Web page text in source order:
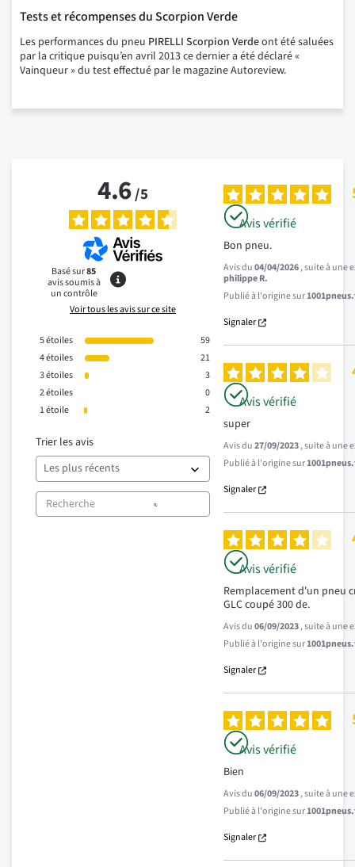
Tests et récompenses du Scorpion Verde
Les performances du pneu PIRELLI Scorpion Verdeont été saluées
par la critique puisqu’en avril 2013 ce dernier a été déclaré «
Vainqueur » du test effectué par le magazine Autoreview.
4.6/5
Basé sur85
avis soumis à
un contrôle
Voir tous les avis sur ce site
5étoiles
59
4étoiles
21
3étoiles
3
2étoiles
0
1étoile 2
Trier les avis
Avis vérifié
Bon pneu.
Avis du04/04/2026, suite à une
philippe R.
Publié à l'origine sur
Signaler
Avis vérifié
super
Avis du27/09/2023, suite à une
Publié à l'origine sur
Signaler
Avis vérifié
Remplacement d'un pneu
GLC coupé 300 de.
Avis du06/09/2023, suite à une
Publié à l'origine sur
Signaler
Avis vérifié
Bien
Avis du06/09/2023, suite à une
Publié à l'origine sur
Signaler